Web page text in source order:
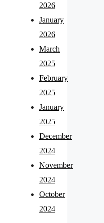
2026
January
2026
March
2025
February
2025
January
2025
December
2024
November
2024
October
2024